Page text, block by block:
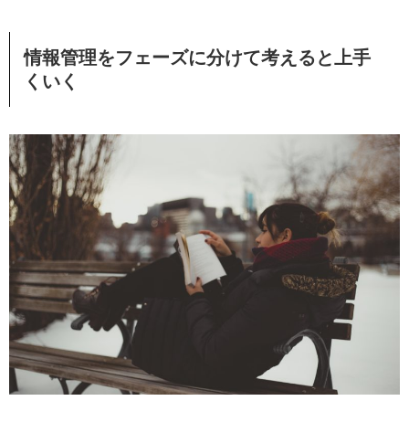
情報管理をフェーズに分けて考えると上手
くいく